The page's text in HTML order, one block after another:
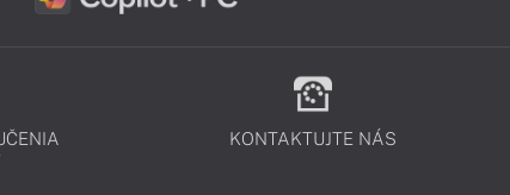
KONTAKTUJTE NÁS